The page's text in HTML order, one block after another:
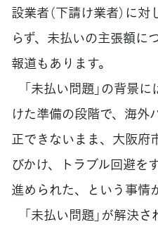
設業者（下請け業者）に
らず、未払いの主張額に
報道もあります。
「未払い問題」の背景
けた準備の段階で、海外
正できないまま、大阪府
びかけ、トラブル回避を
進められた、という事情
「未払い問題」が解決